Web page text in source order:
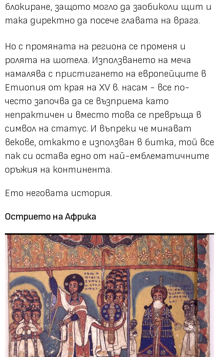
блокиране, защото могло да заобиколи щит и
така директно да посече главата на врага.
Но с промяната на региона се променя и
ролята на шотела. Използването на меча
намалява с пристигането на европейците в
Етиопия от края на XV в. насам - все по-
често започва да се възприема като
непрактичен и вместо това се превръща в
символ на статус. И въпреки че минават
векове, откакто е използван в битка, той все
пак си остава едно от най-емблематичните
оръжия на континента.
Ето неговата история.
Острието на Африка